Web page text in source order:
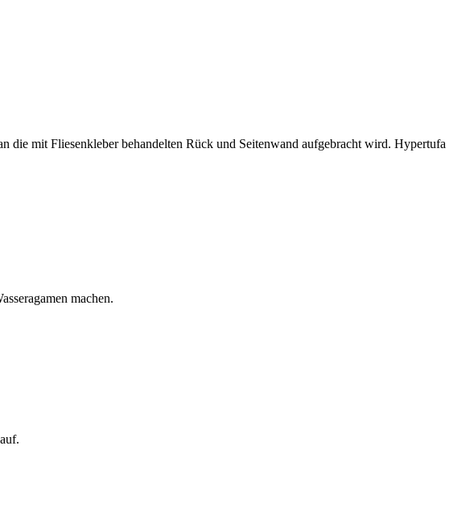
die mit Fliesenkleber behandelten Rück und Seitenwand aufgebracht wird. Hypertufa
machen.